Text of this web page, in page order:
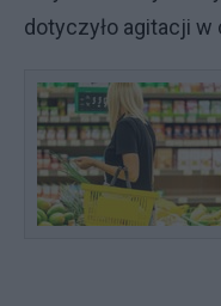
dotyczyło agitacji